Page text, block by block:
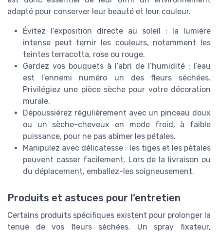
adapté pour conserver leur beauté et leur couleur.
Évitez l’exposition directe au soleil : la lumière
intense peut ternir les couleurs, notamment les
teintes terracotta, rose ou rouge.
Gardez vos bouquets à l’abri de l’humidité : l’eau
est l’ennemi numéro un des fleurs séchées.
Privilégiez une pièce sèche pour votre décoration
murale.
Dépoussiérez régulièrement avec un pinceau doux
ou un sèche-cheveux en mode froid, à faible
puissance, pour ne pas abîmer les pétales.
Manipulez avec délicatesse : les tiges et les pétales
peuvent casser facilement. Lors de la livraison ou
du déplacement, emballez-les soigneusement.
Produits et astuces pour l’entretien
Certains produits spécifiques existent pour prolonger la
tenue de vos fleurs séchées. Un spray fixateur,